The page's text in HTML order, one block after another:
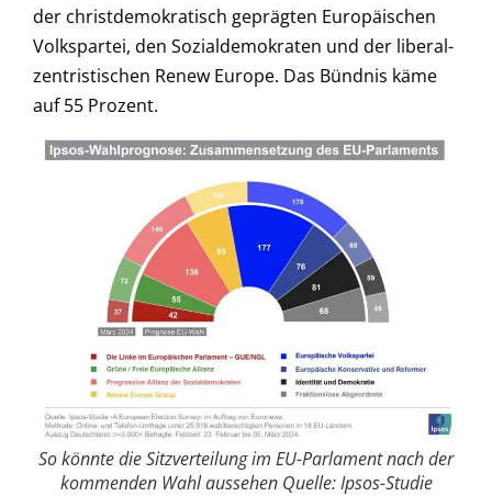
der christdemokratisch geprägten Europäischen
Volkspartei, den Sozialdemokraten und der liberal-
zentristischen Renew Europe. Das Bündnis käme
auf 55 Prozent.
So könnte die Sitzverteilung im EU-Parlament nach der
kommenden Wahl aussehen Quelle: Ipsos-Studie